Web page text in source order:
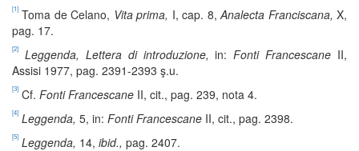
[1] Toma de Celano, Vita prima, I, cap. 8,Analecta Franciscana,X,
pag. 17.
[2] Leggenda, Lettera di introduzione,in:Fonti Francescane II,
Assisi 1977, pag. 2391-2393 ş.u.
[3] Cf. Fonti Francescane II, cit., pag. 239, nota 4.
[4] Leggenda, 5, in: Fonti Francescane II, cit., pag. 2398.
[5] Leggenda, 14, ibid., pag. 2407.